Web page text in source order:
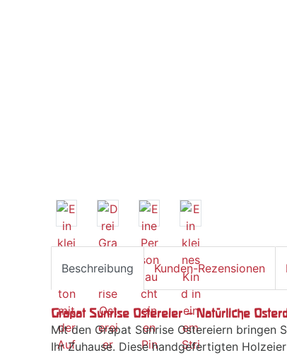
Beschreibung Kunden-Rezensionen
Grapat Sunrise Ostereier – Natürliche
Mit den Grapat Sunrise Ostereiern bringen
Ihr Zuhause. Diese handgefertigten